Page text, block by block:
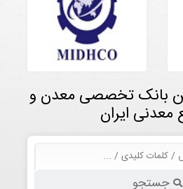
بانک تخصصی معدن و
معدنی ایران
جستجو